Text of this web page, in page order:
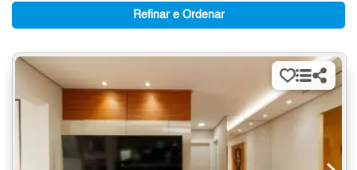
Refinar e Ordenar